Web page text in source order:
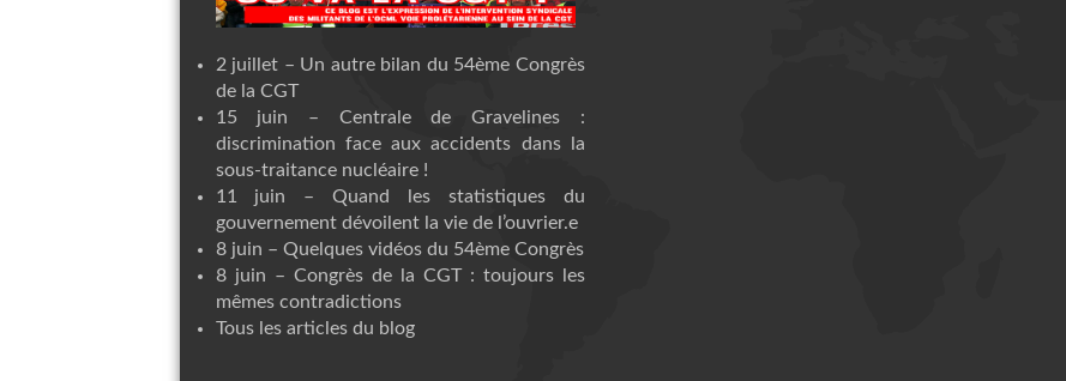
2 juillet – Un autre bilan du 54ème Congrès
de la CGT
15 juin – Centrale de Gravelines :
discrimination face aux accidents dans la
sous-traitance nucléaire !
11 juin – Quand les statistiques du
gouvernement dévoilent la vie de l’ouvrier.e
8 juin – Quelques vidéos du 54ème Congrès
8 juin – Congrès de la CGT : toujours les
mêmes contradictions
Tous les articles du blog